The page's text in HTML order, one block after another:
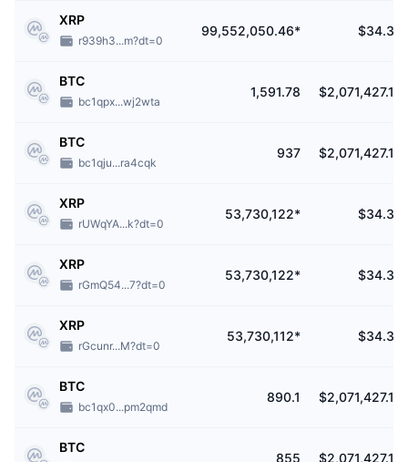
(入金費用 0.05%、出金 0.1%)、加密貨幣 (入金免費，出金手續費視幣種而
定)。
該交易所不提供 保證金交易或融資服務。
XRP
r939h3...m?dt=0
99,552,050.46* $34.32
BTC
bc1qpx...wj2wta
1,591.78 $2,071,427.19
BTC
bc1qju...ra4cqk
937 $2,071,427.19
XRP
rUWqYA...k?dt=0
53,730,122* $34.32
XRP
rGmQ54...7?dt=0
53,730,122* $34.32
XRP
rGcunr...M?dt=0
53,730,112* $34.32
BTC
bc1qx0...pm2qmd
890.1 $2,071,427.19
BTC
855 $2,071,427.19